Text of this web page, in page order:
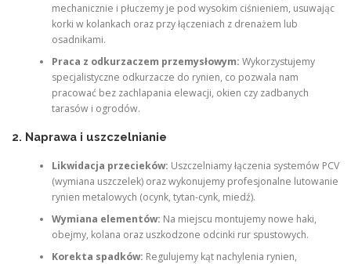
mechanicznie i płuczemy je pod wysokim ciśnieniem, usuwając
korki w kolankach oraz przy łączeniach z drenażem lub
osadnikami.
Praca z odkurzaczem przemysłowym: Wykorzystujemy
specjalistyczne odkurzacze do rynien, co pozwala nam
pracować bez zachlapania elewacji, okien czy zadbanych
tarasów i ogrodów.
2. Naprawa i uszczelnianie
Likwidacja przecieków: Uszczelniamy łączenia systemów PCV
(wymiana uszczelek) oraz wykonujemy profesjonalne lutowanie
rynien metalowych (ocynk, tytan-cynk, miedź).
Wymiana elementów: Na miejscu montujemy nowe haki,
obejmy, kolana oraz uszkodzone odcinki rur spustowych.
Korekta spadków: Regulujemy kąt nachylenia rynien,